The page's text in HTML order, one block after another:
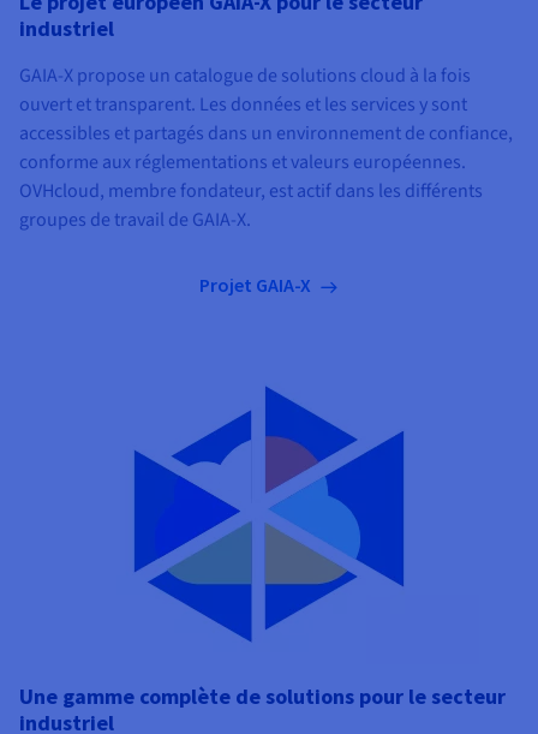
industriel
GAIA-X propose un catalogue de solutions cloud à la fois
ouvert et transparent. Les données et les services y sont
accessibles et partagés dans un environnement de confiance,
conforme aux réglementations et valeurs européennes.
OVHcloud, membre fondateur, est actif dans les différents
groupes de travail de GAIA-X.
Projet GAIA-X
Une gamme complète de solutions pour le secteur
industriel